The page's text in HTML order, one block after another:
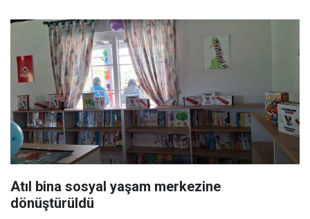
Atıl bina sosyal yaşam merkezine
dönüştürüldü